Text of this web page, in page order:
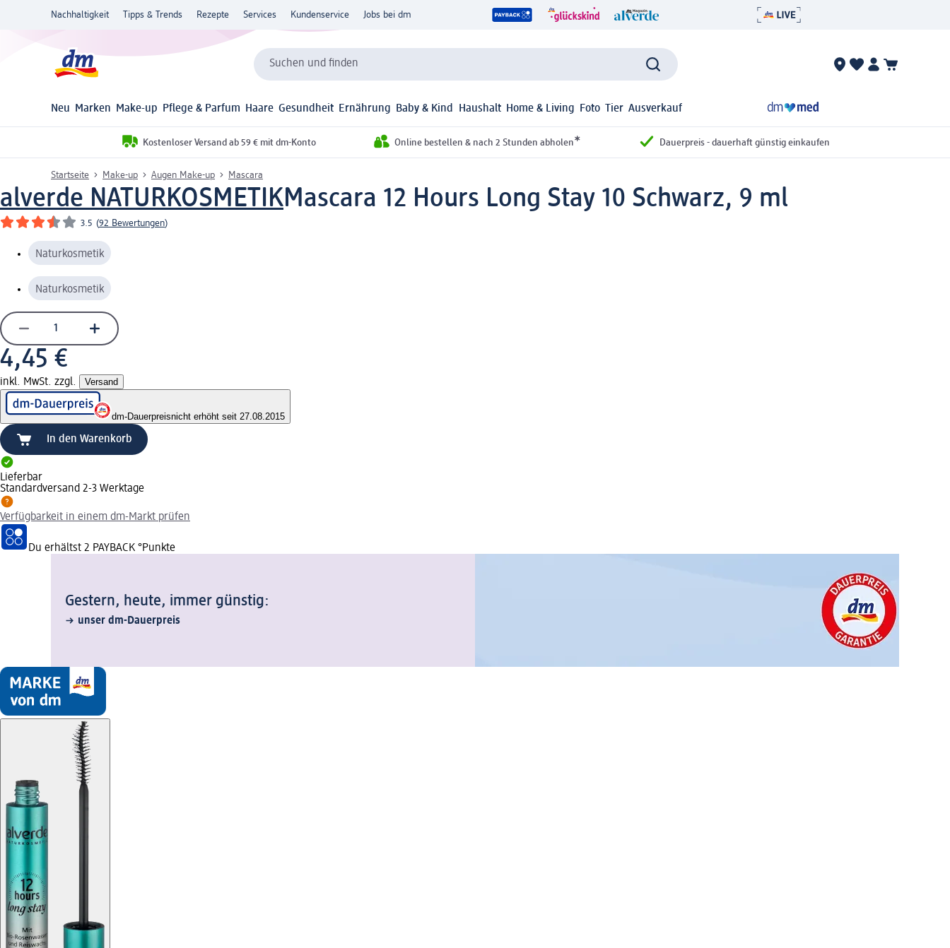
Nachhaltigkeit Tipps & Trends Rezepte Services Kundenservice Jobs bei dm
Suchen und finden
Neu Marken Make-up Pflege & Parfum Haare Gesundheit Ernährung Baby & Kind Haushalt Home & Living Foto Tier Ausverkauf
Kostenloser Versand ab 59 € mit dm-Konto Online bestellen & nach 2 Stunden abholen* Dauerpreis - dauerhaft günstig einkaufen
Startseite Make-up Augen Make-up Mascara
alverde NATURKOSMETIKMascara 12 Hours Long Stay 10 Schwarz, 9 ml
3.5 (92 Bewertungen)
Naturkosmetik
Naturkosmetik
4,45 €
inkl. MwSt. zzgl. Versand
dm-Dauerpreisnicht erhöht seit 27.08.2015
In den Warenkorb
Lieferbar
Standardversand 2-3 Werktage
Verfügbarkeit in einem dm-Markt prüfen
Du erhältst 2 PAYBACK °Punkte
Gestern, heute, immer günstig:
unser dm-Dauerpreis